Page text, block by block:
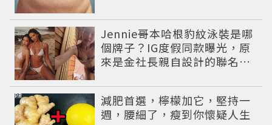
Jennie哥本哈根豹紋泳裝是哪
個牌子？IG度假同款曝光，原
來是金社長親自設計的聯名系
減肥首選，檸檬加它，堅持一
週，腰細了，瘦到你懷疑人生
PR